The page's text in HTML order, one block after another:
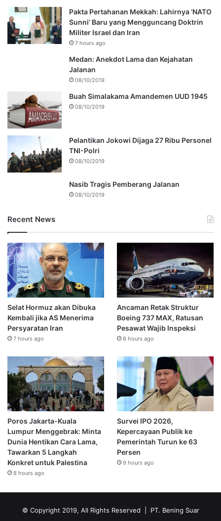
Pakta Pertahanan Mekkah: Lahirnya ‘NATO
Sunni’ Baru yang Mengguncang Doktrin
Militer Israel dan Iran
7 hours ago
Medan: Anekdot Lama dan Kejahatan
Jalanan
08/10/2019
Buah Simalakama Amandemen UUD 1945
08/10/2019
Pelantikan Jokowi Dijaga 27 Ribu Personel
TNI-Polri
08/10/2019
Nasib Tragis Pemberang Jalanan
08/10/2019
Recent News
Selat Hormuz akan Dibuka
Kembali jika AS Menerima
Persyaratan Iran
7 hours ago
Ancaman Retak Struktur
Boeing 737 MAX, Ratusan
Pesawat Wajib Inspeksi
8 hours ago
Poros Jakarta-Kuala
Lumpur Menggebrak: Minta
Dunia Hentikan Cara Lama,
Tawarkan 5 Langkah
Konkret untuk Palestina
8 hours ago
Survei IPO 2026,
Kepercayaan Publik ke
Pemerintah Turun ke 63
Persen
9 hours ago
© Copyright 2019, All Rights Reserved | PT. Bening Suar